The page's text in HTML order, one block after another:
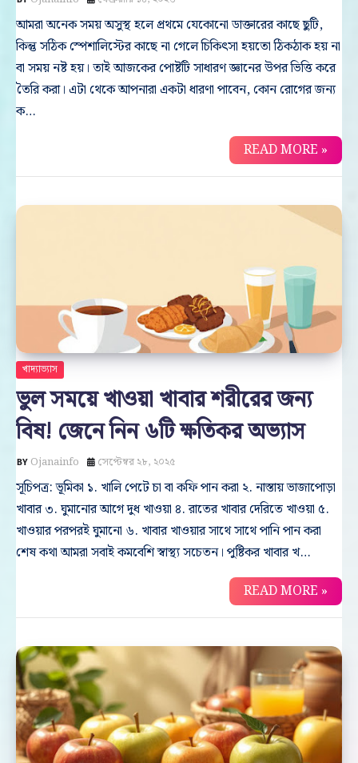
আমরা অনেক সময় অসুস্থ হলে প্রথমে যেকোনো ডাক্তারের কাছে ছুটি,
কিন্তু সঠিক স্পেশালিস্টের কাছে না গেলে চিকিৎসা হয়তো ঠিকঠাক হয় না
বা সময় নষ্ট হয়। তাই আজকের পোষ্টটি সাধারণ জ্ঞানের উপর ভিত্তি করে
তৈরি করা। এটা থেকে আপনারা একটা ধারণা পাবেন, কোন রোগের জন্য
ক…
READ MORE »
খাদ্যাভ্যাস
ভুল সময়ে খাওয়া খাবার শরীরের জন্য
বিষ! জেনে নিন ৬টি ক্ষতিকর অভ্যাস
Ojanainfo সেপ্টেম্বর ২৮, ২০২৫
সূচিপত্র: ভূমিকা ১. খালি পেটে চা বা কফি পান করা ২. নাস্তায় ভাজাপোড়া
খাবার ৩. ঘুমানোর আগে দুধ খাওয়া ৪. রাতের খাবার দেরিতে খাওয়া ৫.
খাওয়ার পরপরই ঘুমানো ৬. খাবার খাওয়ার সাথে সাথে পানি পান করা
শেষ কথা আমরা সবাই কমবেশি স্বাস্থ্য সচেতন। পুষ্টিকর খাবার খ…
READ MORE »